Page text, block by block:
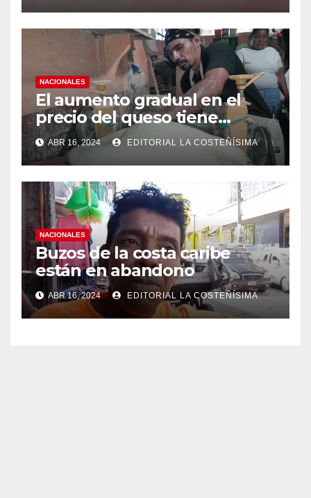
casos de dengue
NACIONALES
El aumento gradual en el
precio del queso tiene
efectos a las Panaderias
ABR 16, 2024 EDITORIAL LA COSTEÑÍSIMA
NACIONALES
Buzos de la costa caribe
están en abandono
ABR 16, 2024 EDITORIAL LA COSTEÑÍSIMA